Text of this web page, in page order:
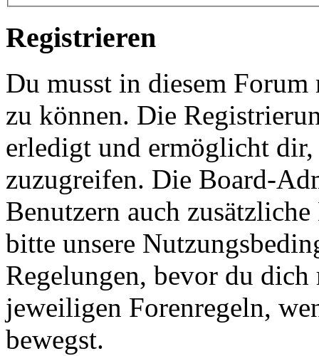
Registrieren
Du musst in diesem
zu können. Die
erledigt und ermöglicht
zuzugreifen. Die Board-
Benutzern auch
bitte unsere
Regelungen, bevor du
jeweiligen Forenregeln,
bewegst.